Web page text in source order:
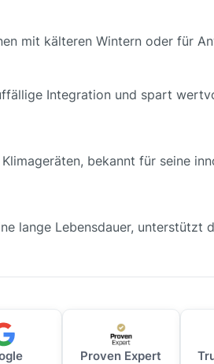
mit kälteren Wintern oder für
Integration und spart
bekannt für seine
lange Lebensdauer,
Proven Expert